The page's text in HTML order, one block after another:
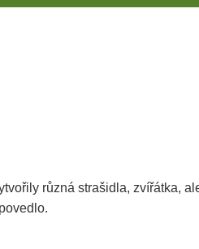
různá strašidla, zvířátka,